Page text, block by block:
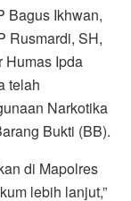
Bagus Ikhwan,
Rusmardi, SH,
Humas Ipda
telah
Narkotika
Bukti (BB).
di Mapolres
lebih lanjut,”